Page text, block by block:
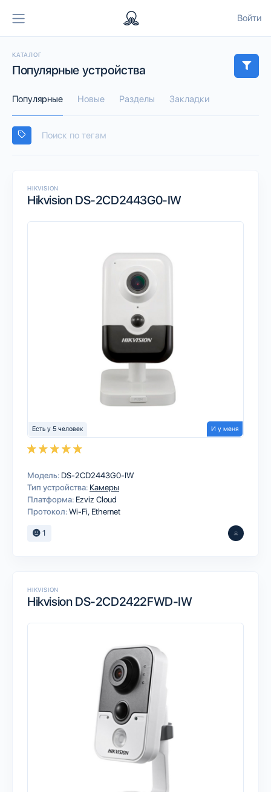
Войти
КАТАЛОГ
Популярные устройства
Популярные Новые Разделы Закладки
HIKVISION
Hikvision DS-2CD2443G0-IW
Есть у 5 человек И у меня
Модель: DS-2CD2443G0-IW
Тип устройства: Камеры
Платформа: Ezviz Cloud
Протокол:Wi-Fi Ethernet
1
HIKVISION
Hikvision DS-2CD2422FWD-IW